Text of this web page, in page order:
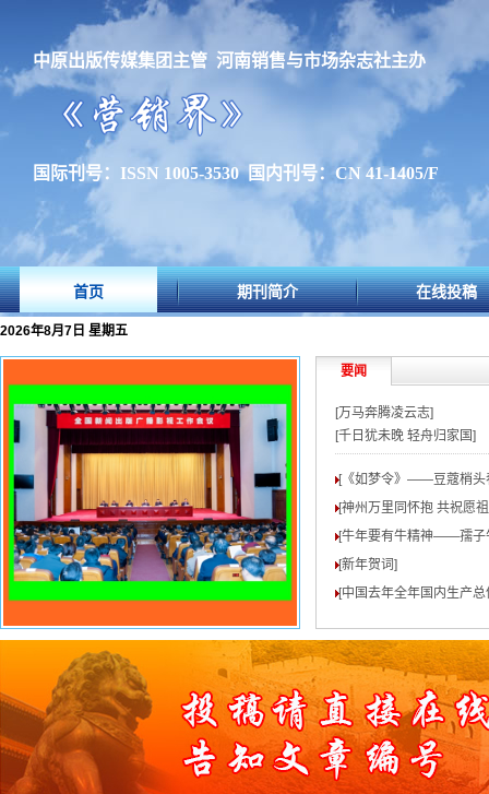
中原出版传媒集团主管 河南销售与市场杂志社主办
国际刊号：ISSN 1005-3530 国内刊号：CN 41-1405/F
首页 期刊简介 在线投稿
2026年8月7日 星期五
要闻
[万马奔腾凌云志]
[千日犹未晚 轻舟归家国]
[《如梦令》——豆蔻梢头
[神州万里同怀抱 共祝愿
[牛年要有牛精神——孺子
[新年贺词]
[中国去年全年国内生产